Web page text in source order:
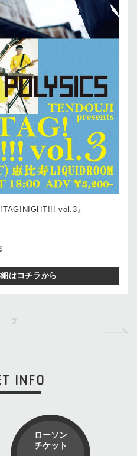
vol.3』
はコチラから
2
INFO
ローソン
チケット